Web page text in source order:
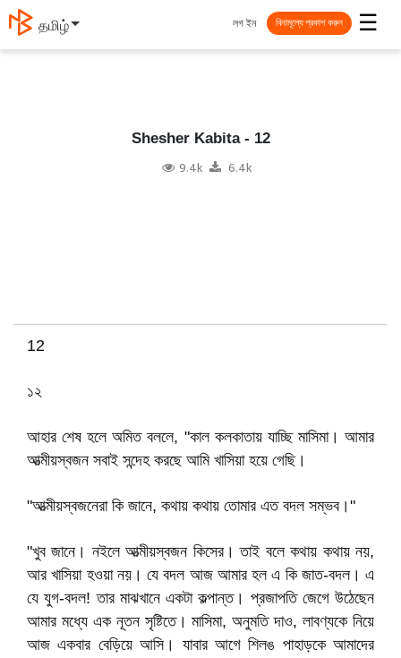
தமிழ் ☰
লগ ইন বিনামূল্যে প্রকাশ করুন
Shesher Kabita - 12
9.4k 6.4k
12
১২
আহার শেষ হলে অমিত বললে, "কাল কলকাতায় যাচ্ছি মাসিমা। আমার
আত্মীয়স্বজন সবাই সন্দেহ করছে আমি খাসিয়া হয়ে গেছি।
"আত্মীয়স্বজনেরা কি জানে, কথায় কথায় তোমার এত বদল সম্ভব।"
"খুব জানে। নইলে আত্মীয়স্বজন কিসের। তাই বলে কথায় কথায় নয়,
আর খাসিয়া হওয়া নয়। যে বদল আজ আমার হল এ কি জাত-বদল। এ
যে যুগ-বদল! তার মাঝখানে একটা কল্পান্ত। প্রজাপতি জেগে উঠেছেন
আমার মধ্যে এক নূতন সৃষ্টিতে। মাসিমা, অনুমতি দাও, লাবণ্যকে নিয়ে
আজ একবার বেড়িয়ে আসি। যাবার আগে শিলঙ পাহাড়কে আমাদের